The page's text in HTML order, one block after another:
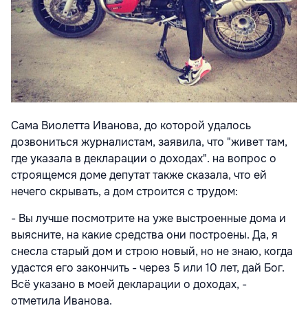
Сама Виолетта Иванова, до которой удалось
дозвониться журналистам, заявила, что "живет там,
где указала в декларации о доходах". на вопрос о
строящемся доме депутат также сказала, что ей
нечего скрывать, а дом строится с трудом:
- Вы лучше посмотрите на уже выстроенные дома и
выясните, на какие средства они построены. Да, я
снесла старый дом и строю новый, но не знаю, когда
удастся его закончить - через 5 или 10 лет, дай Бог.
Всё указано в моей декларации о доходах, -
отметила Иванова.